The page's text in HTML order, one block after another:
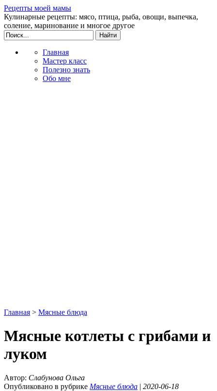
Рецепты моей мамы
Кулинарные рецепты: мясо, птица, рыба, овощи, выпечка,
соление, маринование и многое другое
Главная
Мастер класс
Полезно знать
Обо мне
Главная > Мясные блюда
Мясные котлеты с грибами и
луком
Автор: Слабунова Ольга
Опубликовано в рубрике Мясные блюда | 2020-06-18